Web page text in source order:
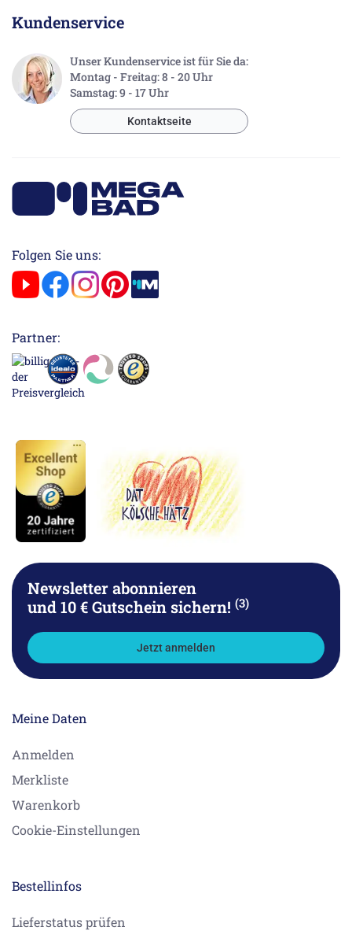
Kundenservice
Unser Kundenservice ist für Sie da:
Montag - Freitag: 8 - 20 Uhr
Samstag: 9 - 17 Uhr
Kontaktseite
Folgen Sie uns:
Partner:
Newsletter abonnieren
und 10 € Gutschein sichern! (3)
Jetzt anmelden
Meine Daten
Anmelden
Merkliste
Warenkorb
Cookie-Einstellungen
Bestellinfos
Lieferstatus prüfen